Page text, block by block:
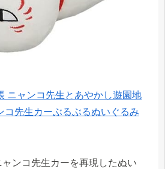
ニャンコ先生とあやかし遊園地
コ先生カーぶるぶるぬいぐるみ
ンコ先生カーを再現したぬい